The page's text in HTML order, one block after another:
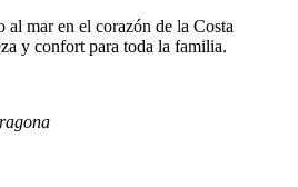
al mar en el corazón de la Costa
y confort para toda la familia.